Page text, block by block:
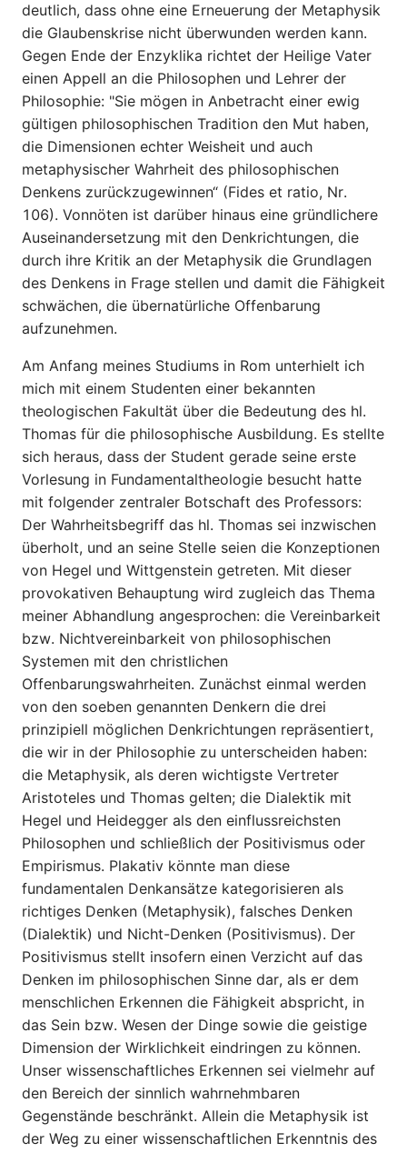
deutlich, dass ohne eine Erneuerung der Metaphysik
die Glaubenskrise nicht überwunden werden kann.
Gegen Ende der Enzyklika richtet der Heilige Vater
einen Appell an die Philosophen und Lehrer der
Philosophie: "Sie mögen in Anbetracht einer ewig
gültigen philosophischen Tradition den Mut haben,
die Dimensionen echter Weisheit und auch
metaphysischer Wahrheit des philosophischen
Denkens zurückzugewinnen“ (Fides et ratio, Nr.
106). Vonnöten ist darüber hinaus eine gründlichere
Auseinandersetzung mit den Denkrichtungen, die
durch ihre Kritik an der Metaphysik die Grundlagen
des Denkens in Frage stellen und damit die Fähigkeit
schwächen, die übernatürliche Offenbarung
aufzunehmen.
Am Anfang meines Studiums in Rom unterhielt ich
mich mit einem Studenten einer bekannten
theologischen Fakultät über die Bedeutung des hl.
Thomas für die philosophische Ausbildung. Es stellte
sich heraus, dass der Student gerade seine erste
Vorlesung in Fundamentaltheologie besucht hatte
mit folgender zentraler Botschaft des Professors:
Der Wahrheitsbegriff das hl. Thomas sei inzwischen
überholt, und an seine Stelle seien die Konzeptionen
von Hegel und Wittgenstein getreten. Mit dieser
provokativen Behauptung wird zugleich das Thema
meiner Abhandlung angesprochen: die Vereinbarkeit
bzw. Nichtvereinbarkeit von philosophischen
Systemen mit den christlichen
Offenbarungswahrheiten. Zunächst einmal werden
von den soeben genannten Denkern die drei
prinzipiell möglichen Denkrichtungen repräsentiert,
die wir in der Philosophie zu unterscheiden haben:
die Metaphysik, als deren wich­tigste Vertreter
Aristoteles und Thomas gelten; die Dialektik mit
Hegel und Heidegger als den einflussreichsten
Philosophen und schließlich der Positivismus oder
Empirismus. Plakativ könnte man diese
fundamentalen Denkansätze kategorisieren als
richtiges Denken (Metaphysik), falsches Denken
(Dialektik) und Nicht-Denken (Positivismus). Der
Positivismus stellt insofern einen Verzicht auf das
Denken im philosophischen Sinne dar, als er dem
menschlichen Erken­nen die Fähigkeit abspricht, in
das Sein bzw. Wesen der Dinge sowie die geistige
Dimension der Wirklichkeit eindringen zu können.
Unser wissenschaftliches Erkennen sei vielmehr auf
den Bereich der sinn­lich wahrnehmbaren
Gegenstände beschränkt. Allein die Metaphysik ist
der Weg zu einer wissenschaftlichen Erkenntnis des